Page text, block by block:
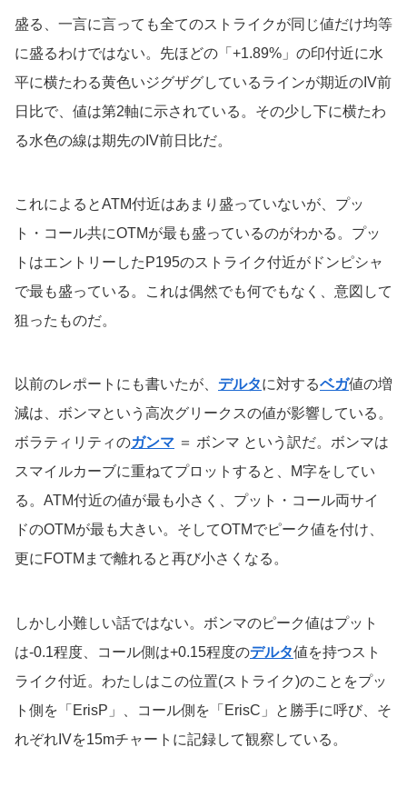
盛る、一言に言っても全てのストライクが同じ値だけ均等
に盛るわけではない。先ほどの「+1.89%」の印付近に水
平に横たわる黄色いジグザグしているラインが期近のIV前
日比で、値は第2軸に示されている。その少し下に横たわ
る水色の線は期先のIV前日比だ。
これによるとATM付近はあまり盛っていないが、プッ
ト・コール共にOTMが最も盛っているのがわかる。プッ
トはエントリーしたP195のストライク付近がドンピシャ
で最も盛っている。これは偶然でも何でもなく、意図して
狙ったものだ。
以前のレポートにも書いたが、 デルタに対するベガ値の増
減は、ボンマという高次グリークスの値が影響している。
ボラティリティのガンマ ＝ ボンマ という訳だ。ボンマは
スマイルカーブに重ねてプロットすると、M字をしてい
る。ATM付近の値が最も小さく、プット・コール両サイ
ドのOTMが最も大きい。そしてOTMでピーク値を付け、
更にFOTMまで離れると再び小さくなる。
しかし小難しい話ではない。ボンマのピーク値はプット
は-0.1程度、コール側は+0.15程度のデルタ値を持つスト
ライク付近。わたしはこの位置(ストライク)のことをプッ
ト側を「ErisP」、コール側を「ErisC」と勝手に呼び、そ
れぞれIVを15mチャートに記録して観察している。